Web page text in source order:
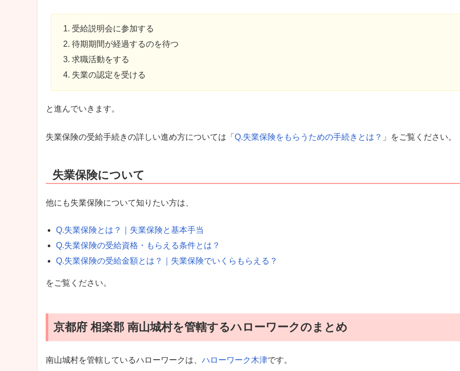
受給説明会に参加する
待期期間が経過するのを待つ
求職活動をする
失業の認定を受ける
と進んでいきます。
失業保険の受給手続きの詳しい進め方については「 Q.失業保険をもらうための手続きとは？ 」をご覧ください。
失業保険について
他にも失業保険について知りたい方は、
Q.失業保険とは？｜失業保険と基本手当
Q.失業保険の受給資格・もらえる条件とは？
Q.失業保険の受給金額とは？｜失業保険でいくらもらえる？
をご覧ください。
京都府 相楽郡 南山城村を管轄するハローワークのまとめ
南山城村を管轄しているハローワークは、 ハローワーク木津です。